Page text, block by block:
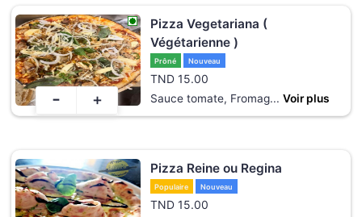
Pizza Vegetariana (
Végétarienne )
Prôné Nouveau
TND 15.00
Sauce tomate, Fromag... Voir plus
- +
Pizza Reine ou Regina
Populaire Nouveau
TND 15.00